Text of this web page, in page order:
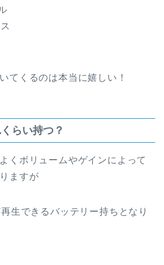
てくるのは本当に嬉しい！
らい持つ？
くボリュームやゲインによって
ますが
生できるバッテリー持ちとなり